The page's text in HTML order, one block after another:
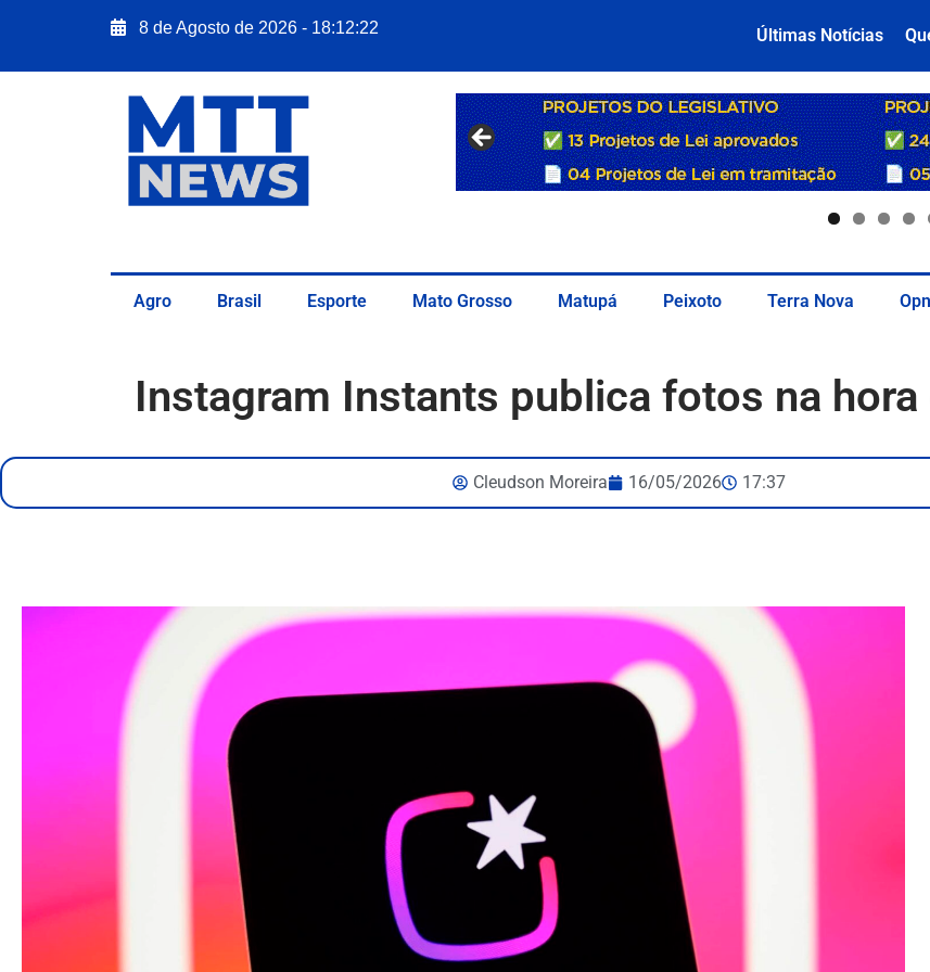
8 de Agosto de 2026 - 18:12:23 Últimas Notícias
Agro Brasil Esporte Mato Grosso Matupá Peixoto Terra Nova
Instagram Instants publica fotos na
Cleudson Moreira 16/05/2026 17:37